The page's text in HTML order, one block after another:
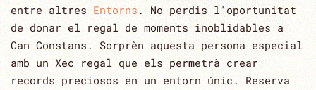
entre altres Entorns . No perdis l'oportunitat
de donar el regal de moments inoblidables a
Can Constans. Sorprèn aquesta persona especial
amb un Xec regal que els permetrà crear
records preciosos en un entorn únic. Reserva